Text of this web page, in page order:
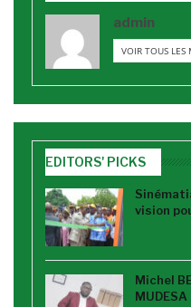
admin
VOIR TOUS LES
EDITORS' PICKS
vision
Michel